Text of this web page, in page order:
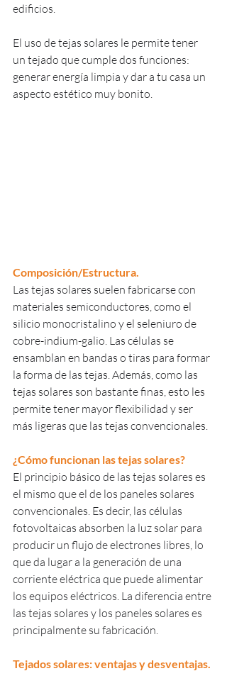
edificios.
El uso de tejas solares le permite tener
un tejado que cumple dos funciones:
generar energía limpia y dar a tu casa un
aspecto estético muy bonito.
Composición/Estructura.
Las tejas solares suelen fabricarse con
materiales semiconductores, como el
silicio monocristalino y el seleniuro de
cobre-indium-galio. Las células se
ensamblan en bandas o tiras para formar
la forma de las tejas. Además, como las
tejas solares son bastante finas, esto les
permite tener mayor flexibilidad y ser
más ligeras que las tejas convencionales.
¿Cómo funcionan las tejas solares?
El principio básico de las tejas solares es
el mismo que el de los paneles solares
convencionales. Es decir, las células
fotovoltaicas absorben la luz solar para
producir un flujo de electrones libres, lo
que da lugar a la generación de una
corriente eléctrica que puede alimentar
los equipos eléctricos. La diferencia entre
las tejas solares y los paneles solares es
principalmente su fabricación.
Tejados solares: ventajas y desventajas.